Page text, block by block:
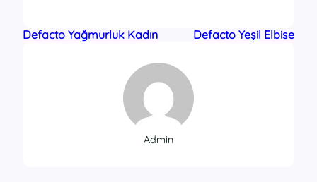
Defacto Yağmurluk Kadın Defacto Yeşil Elbise
Admin